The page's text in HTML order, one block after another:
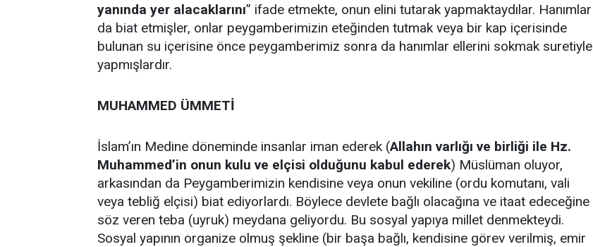
yanında yer alacaklarını” ifade etmekte, onun elini tutarak yapmaktaydılar. Hanımlar
da biat etmişler, onlar peygamberimizin eteğinden tutmak veya bir kap içerisinde
bulunan su içerisine önce peygamberimiz sonra da hanımlar ellerini sokmak suretiyle
yapmışlardır.
MUHAMMED ÜMMETİ
İslam’ın Medine döneminde insanlar iman ederek (Allahın varlığı ve birliği ile Hz.
Muhammed’in onun kulu ve elçisi olduğunu kabul ederek) Müslüman oluyor,
arkasından da Peygamberimizin kendisine veya onun vekiline (ordu komutanı, vali
veya tebliğ elçisi) biat ediyorlardı. Böylece devlete bağlı olacağına ve itaat edeceğine
söz veren teba (uyruk) meydana geliyordu. Bu sosyal yapıya millet denmekteydi.
Sosyal yapının organize olmuş şekline (bir başa bağlı, kendisine görev verilmiş, emir